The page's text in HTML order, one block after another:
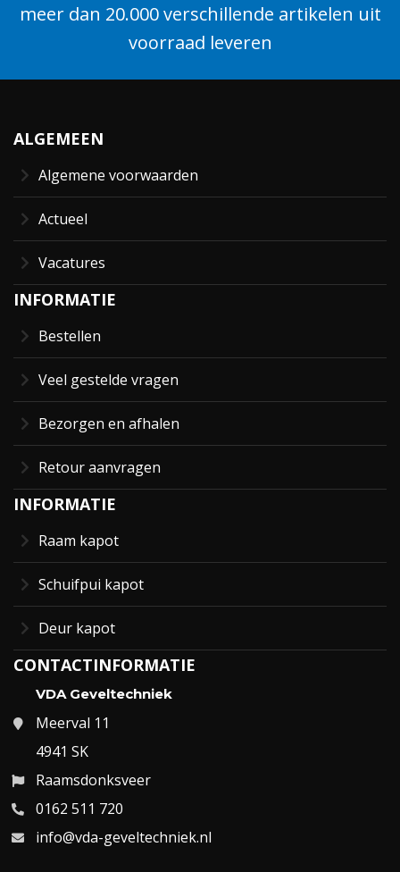
meer dan 20.000 verschillende artikelen uit
voorraad leveren
ALGEMEEN
Algemene voorwaarden
Actueel
Vacatures
INFORMATIE
Bestellen
Veel gestelde vragen
Bezorgen en afhalen
Retour aanvragen
INFORMATIE
Raam kapot
Schuifpui kapot
Deur kapot
CONTACTINFORMATIE
VDA Geveltechniek
Meerval 11
4941 SK
Raamsdonksveer
0162 511 720
info@vda-geveltechniek.nl